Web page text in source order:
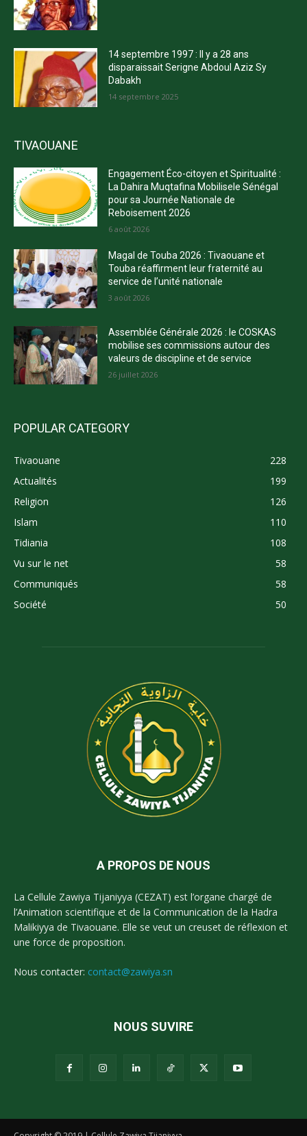
14 septembre 1997 : Il y a 28 ans
disparaissait Serigne Abdoul Aziz Sy
Dabakh
14 septembre 2025
TIVAOUANE
Engagement Éco-citoyen et Spiritualité :
La Dahira Muqtafina Mobilisele Sénégal
pour sa Journée Nationale de
Reboisement 2026
6 août 2026
Magal de Touba 2026 : Tivaouane et
Touba réaffirment leur fraternité au
service de l’unité nationale
3 août 2026
Assemblée Générale 2026 : le COSKAS
mobilise ses commissions autour des
valeurs de discipline et de service
26 juillet 2026
POPULAR CATEGORY
Tivaouane
228
Actualités
199
Religion
126
Islam
110
Tidiania
108
Vu sur le net
58
Communiqués
58
Société
50
A PROPOS DE NOUS
La Cellule Zawiya Tijaniyya (CEZAT) est l’organe chargé de
l’Animation scientifique et de la Communication de la Hadra
Malikiyya de Tivaouane. Elle se veut un creuset de réflexion et
une force de proposition.
Nous contacter: contact@zawiya.sn
NOUS SUVIRE